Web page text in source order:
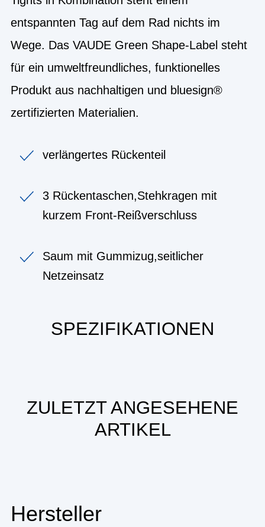
entspannten Tag auf dem Rad nichts im
Wege. Das VAUDE Green Shape-Label steht
für ein umweltfreundliches, funktionelles
Produkt aus nachhaltigen und bluesign®
zertifizierten Materialien.
verlängertes Rückenteil
3 Rückentaschen,Stehkragen mit
kurzem Front-Reißverschluss
Saum mit Gummizug,seitlicher
Netzeinsatz
SPEZIFIKATIONEN
ZULETZT ANGESEHENE
ARTIKEL
Hersteller